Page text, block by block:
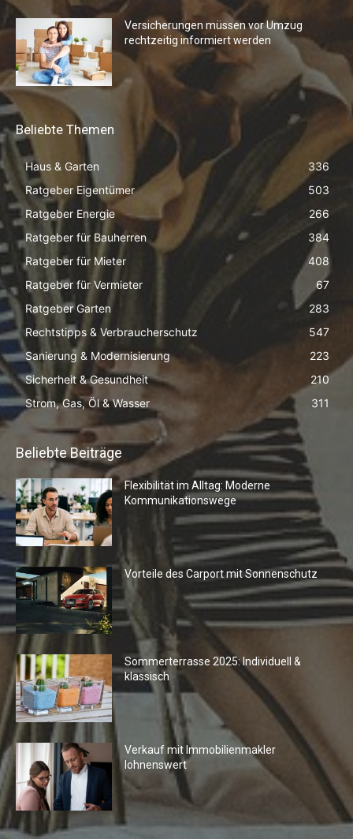
Versicherungen müssen vor Umzug
rechtzeitig informiert werden
Beliebte Themen
Haus & Garten
336
Ratgeber Eigentümer
503
Ratgeber Energie
266
Ratgeber für Bauherren
384
Ratgeber für Mieter
408
Ratgeber für Vermieter
67
Ratgeber Garten
283
Rechtstipps & Verbraucherschutz
547
Sanierung & Modernisierung
223
Sicherheit & Gesundheit
210
Strom, Gas, Öl & Wasser
311
Beliebte Beiträge
Flexibilität im Alltag: Moderne
Kommunikationswege
Vorteile des Carport mit Sonnenschutz
Sommerterrasse 2025: Individuell &
klassisch
Verkauf mit Immobilienmakler
lohnenswert